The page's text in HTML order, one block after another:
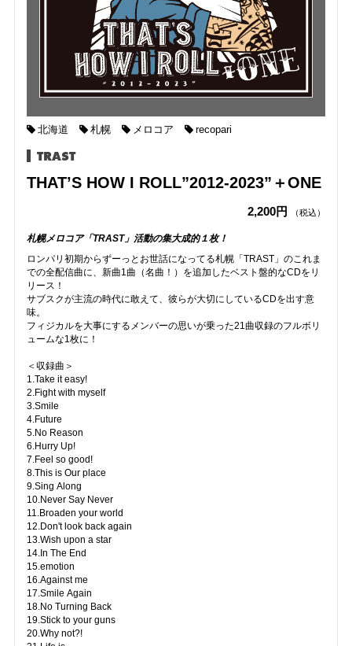
北海道 札幌 メロコア recopari
TRAST
THAT’S HOW I ROLL”2012-2023”＋ONE
2,200円 （税込）
札幌メロコア「TRAST」活動の集大成的１枚！
ロンパリ初期からずーっとお世話になってる札幌「TRAST」のこれま
での全配信曲に、新曲1曲（名曲！）を追加したベスト盤的なCDをリ
リース！
サブスクが主流の時代に敢えて、彼らが大切にしているCDを出す意
味。
フィジカルを大事にするメンバーの思いが乗った21曲収録のフルボリ
ュームな1枚に！
＜収録曲＞
1.Take it easy!
2.Fight with myself
3.Smile
4.Future
5.No Reason
6.Hurry Up!
7.Feel so good!
8.This is Our place
9.Sing Along
10.Never Say Never
11.Broaden your world
12.Don't look back again
13.Wish upon a star
14.In The End
15.emotion
16.Against me
17.Smile Again
18.No Turning Back
19.Stick to your guns
20.Why not?!